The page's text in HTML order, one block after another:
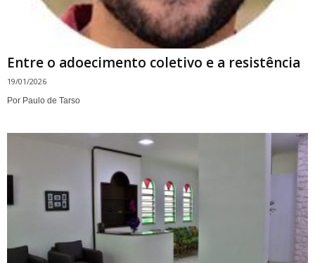
Entre o adoecimento coletivo e a resistência
19/01/2026
Por Paulo de Tarso